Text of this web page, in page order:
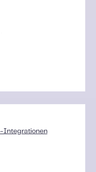
Integrationen